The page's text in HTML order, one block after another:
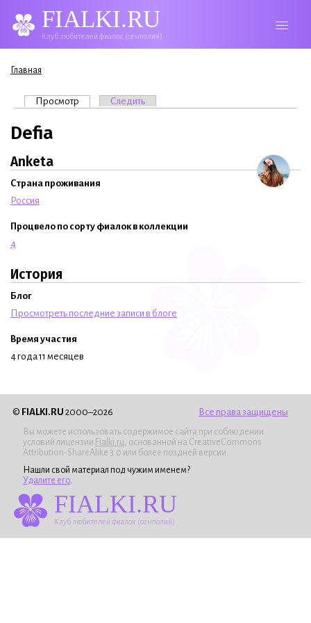
FIALKI.RU
Клуб любителей фиалок (сенполий)
Вы здесь
Главная
Главные вкладки
Просмотр (активная вкладка)
Следить
Defia
Anketa
Страна проживания
Россия
Процвело по сорту фиалок в коллекции
4
История
Блог
Просмотреть последние записи в блоге
Время участия
4 года 11 месяцев
© FIALKI.RU 2000–2026 Все права защищены
Вы можете использовать содержимое сайта при соблюдении
условий лицензии Fialki.ru , основанной на CreativeCommons
Attribution-ShareAlike 3.0 или более поздней версии.
Нашли свой материал под чужим именем?
Удалите его
FIALKI.RU
Клуб любителей фиалок (сенполий)